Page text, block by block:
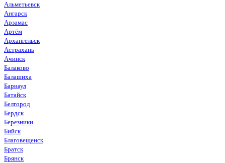
Альметьевск
Ангарск
Арзамас
Артём
Архангельск
Астрахань
Ачинск
Балаково
Балашиха
Барнаул
Батайск
Белгород
Бердск
Березники
Бийск
Благовещенск
Братск
Брянск